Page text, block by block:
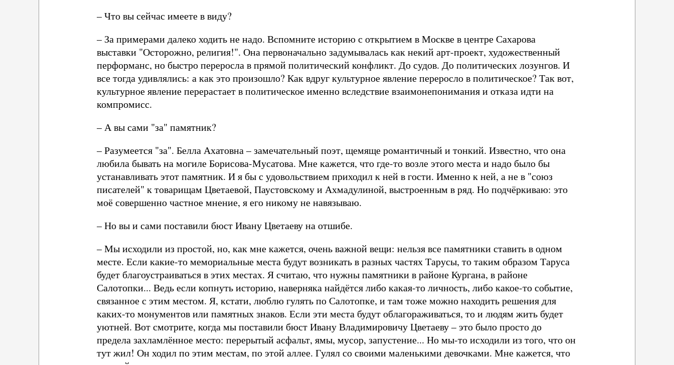
– Что вы сейчас имеете в виду?
– За примерами далеко ходить не надо. Вспомните историю с открытием в Москве в центре Сахарова
выставки "Осторожно, религия!". Она первоначально задумывалась как некий арт-проект, художественный
перформанс, но быстро переросла в прямой политический конфликт. До судов. До политических лозунгов. И
все тогда удивлялись: а как это произошло? Как вдруг культурное явление переросло в политическое? Так вот,
культурное явление перерастает в политическое именно вследствие взаимонепонимания и отказа идти на
компромисс.
– А вы сами "за" памятник?
– Разумеется "за". Белла Ахатовна – замечательный поэт, щемяще романтичный и тонкий. Известно, что она
любила бывать на могиле Борисова-Мусатова. Мне кажется, что где-то возле этого места и надо было бы
устанавливать этот памятник. И я бы с удовольствием приходил к ней в гости. Именно к ней, а не в "союз
писателей" к товарищам Цветаевой, Паустовскому и Ахмадулиной, выстроенным в ряд. Но подчёркиваю: это
моё совершенно частное мнение, я его никому не навязываю.
– Но вы и сами поставили бюст Ивану Цветаеву на отшибе.
– Мы исходили из простой, но, как мне кажется, очень важной вещи: нельзя все памятники ставить в одном
месте. Если какие-то мемориальные места будут возникать в разных частях Тарусы, то таким образом Таруса
будет благоустраиваться в этих местах. Я считаю, что нужны памятники в районе Кургана, в районе
Салотопки... Ведь если копнуть историю, наверняка найдётся либо какая-то личность, либо какое-то событие,
связанное с этим местом. Я, кстати, люблю гулять по Салотопке, и там тоже можно находить решения для
каких-то монументов или памятных знаков. Если эти места будут облагораживаться, то и людям жить будет
уютней. Вот смотрите, когда мы поставили бюст Ивану Владимировичу Цветаеву – это было просто до
предела захламлённое место: перерытый асфальт, ямы, мусор, запустение... Но мы-то исходили из того, что он
тут жил! Он ходил по этим местам, по этой аллее. Гулял со своими маленькими девочками. Мне кажется, что